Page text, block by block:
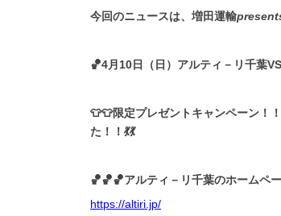
今回のニュースは、増田運輸
🏀4月10日（日）アルティ－リ千葉
👕👕限定プレゼントキャンペーン！
た！！💃💃
🏀🏀🏀アルティ－リ千葉のホームペ
https://altiri.jp/